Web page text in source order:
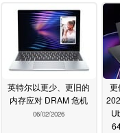
英特尔以更少、更旧的
内存应对 DRAM 危机
06/02/2026
更